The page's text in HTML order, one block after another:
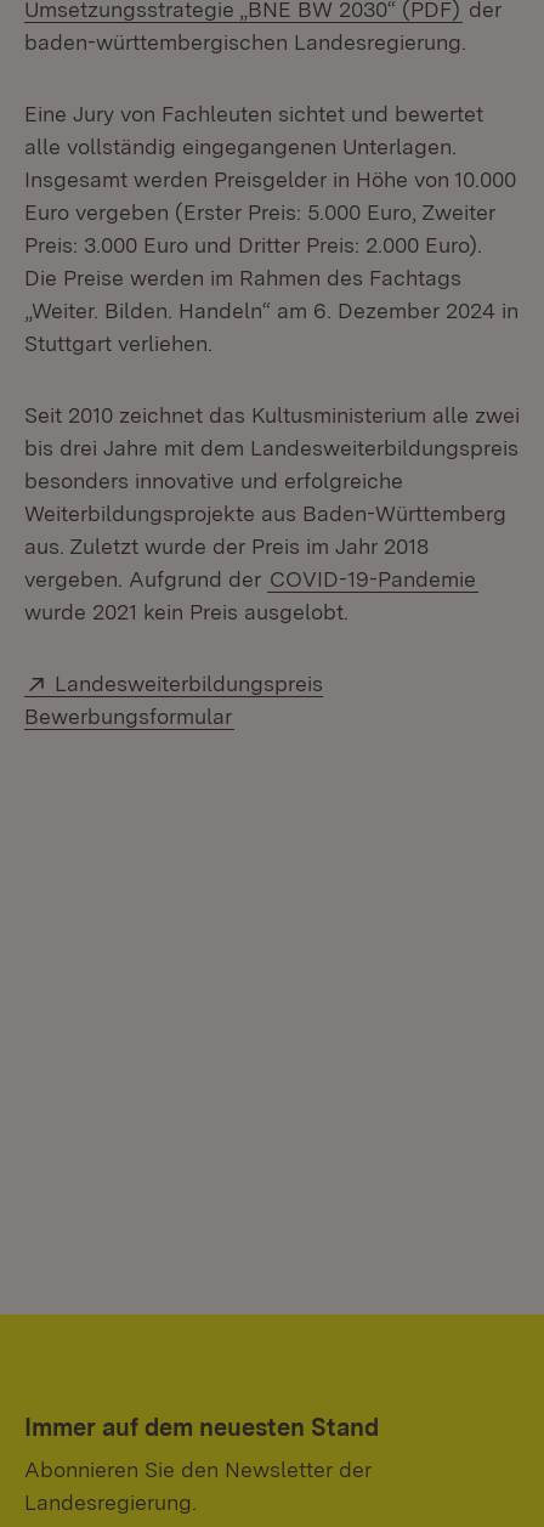
Umsetzungsstrategie „BNE BW 2030“ (PDF) (Öffnet
der
baden-württembergischen Landesregierung.
Eine Jury von Fachleuten sichtet und bewertet
alle vollständig eingegangenen Unterlagen.
Insgesamt werden Preisgelder in Höhe von 10.000
Euro vergeben (Erster Preis: 5.000 Euro, Zweiter
Preis: 3.000 Euro und Dritter Preis: 2.000 Euro).
Die Preise werden im Rahmen des Fachtags
„Weiter. Bilden. Handeln“ am 6. Dezember 2024 in
Stuttgart verliehen.
Seit 2010 zeichnet das Kultusministerium alle zwei
bis drei Jahre mit dem Landesweiterbildungspreis
besonders innovative und erfolgreiche
Weiterbildungsprojekte aus Baden-Württemberg
aus. Zuletzt wurde der Preis im Jahr 2018
vergeben. Aufgrund der COVID-19-Pandemie
wurde 2021 kein Preis ausgelobt.
Extern:
Landesweiterbildungspreis
Bewerbungsformular
Immer auf dem neuesten Stand
Abonnieren Sie den Newsletter der
Landesregierung.